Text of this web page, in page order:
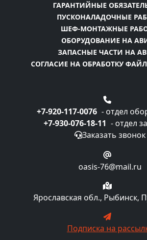
ГАРАНТИЙНЫЕ
ПУСКОНАЛАДОЧНЫЕ
ШЕФ-МОНТАЖНЫЕ
ОБОРУДОВАНИЕ НА
ЗАПАСНЫЕ ЧАСТИ НА
СОГЛАСИЕ НА ОБРАБОТКУ
+7-920-117-0076 - отдел
+7-930-076-18-11 - отдел
Заказать звонок
oasis-76@mail.ru
Ярославская обл., Рыбинск,
Подписка на